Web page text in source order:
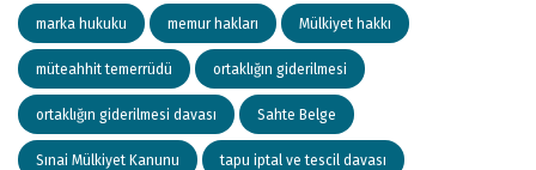
marka hukuku memur hakları Mülkiyet hakkı
müteahhit temerrüdü ortaklığın giderilmesi
ortaklığın giderilmesi davası Sahte Belge
Sınai Mülkiyet Kanunu tapu iptal ve tescil davası